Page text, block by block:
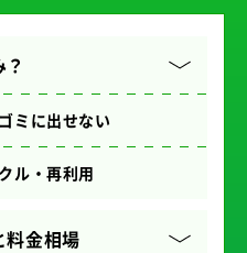
ミに出せない
ル・再利用
料金相場